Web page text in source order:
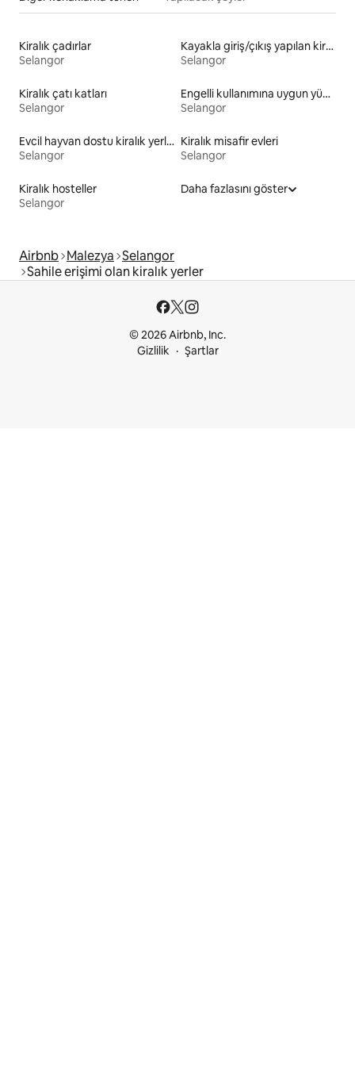
Kiralık çadırlar
Selangor
Kayakla giriş/çıkış yapılan kiralık yerler
Selangor
Kiralık çatı katları
Selangor
Engelli kullanımına uygun yükseklikte tuvaleti olan kiralık yerler
Selangor
Evcil hayvan dostu kiralık yerler
Selangor
Kiralık misafir evleri
Selangor
Kiralık hosteller
Selangor
Daha fazlasını göster
Airbnb Malezya Selangor
Sahile erişimi olan kiralık yerler
© 2026 Airbnb, Inc.
Gizlilik
Şartlar